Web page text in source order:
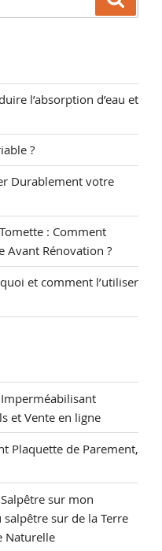
l’absorption d’eau et
?
Durablement votre
: Comment
Avant Rénovation ?
et comment l’utiliser
Imperméabilisant
et Vente en ligne
Plaquette de Parement,
Salpêtre sur mon
sur de la Terre
Naturelle